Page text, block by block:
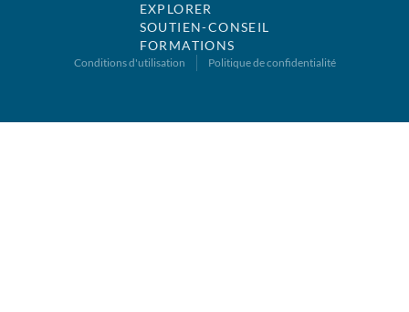
EXPLORER
SOUTIEN-CONSEIL
FORMATIONS
Conditions d'utilisation Politique de confidentialité